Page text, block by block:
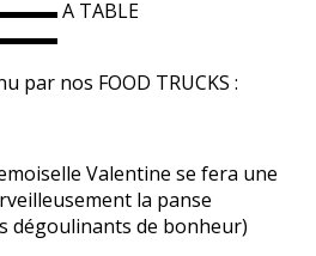
A TABLE
par nos FOOD TRUCKS :
Valentine se fera une
la panse
dégoulinants de bonheur)